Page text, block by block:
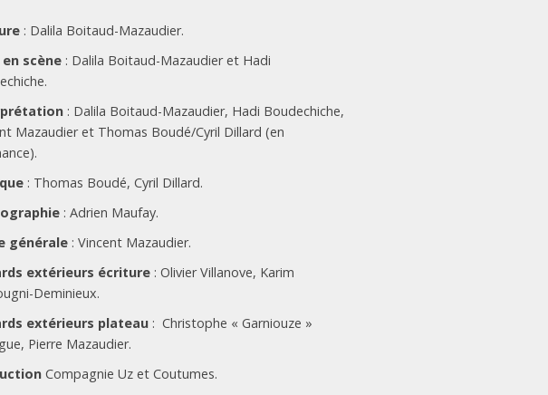
: Dalila Boitaud-Mazaudier.
scène: Dalila Boitaud-Mazaudier et Hadi
: Dalila Boitaud-Mazaudier, Hadi Boudechiche,
Mazaudier et Thomas Boudé/Cyril Dillard (en
: Thomas Boudé, Cyril Dillard.
: Adrien Maufay.
générale: Vincent Mazaudier.
extérieurs écriture: Olivier Villanove, Karim
Deminieux.
extérieurs plateau: Christophe « Garniouze »
Pierre Mazaudier.
Compagnie Uz et Coutumes.